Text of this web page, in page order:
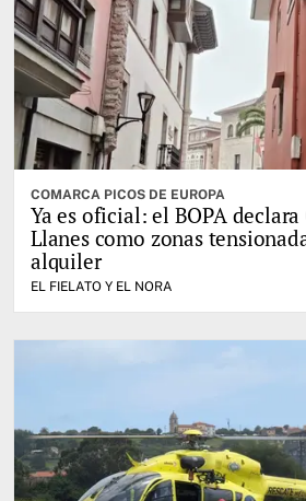
COMARCA PICOS DE EUROPA
Ya es oficial: el BOPA declara
Llanes como zonas
alquiler
EL FIELATO Y EL NORA